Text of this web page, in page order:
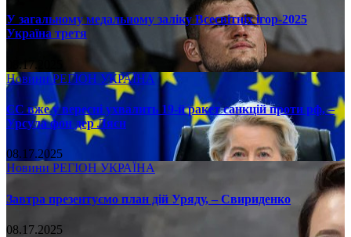
У загальному медальному заліку Всесвітніх ігор-2025
Україна третя
08.17.2025
НовиниРЕГІОН УКРАЇНА
ЄС вже у вересні ухвалить 19-й ракет санкцій проти рф, –
Урсула фон дер Ляєн
08.17.2025
Новини РЕГІОН УКРАЇНА
Завтра презентуємо план дій Уряду, – Свириденко
08.17.2025